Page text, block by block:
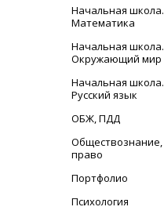
Начальная школа.
Математика
Начальная школа.
Окружающий мир
Начальная школа.
Русский язык
ОБЖ, ПДД
Обществознание,
право
Портфолио
Психология